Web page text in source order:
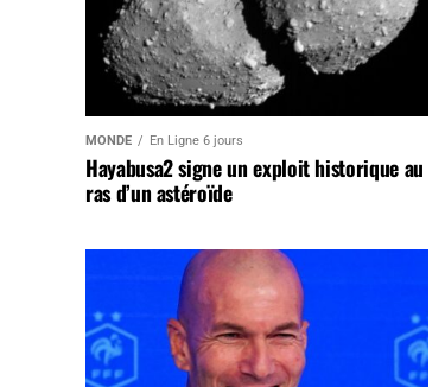
MONDE En Ligne 6 jours
Hayabusa2 signe un exploit historique au
ras d’un astéroïde